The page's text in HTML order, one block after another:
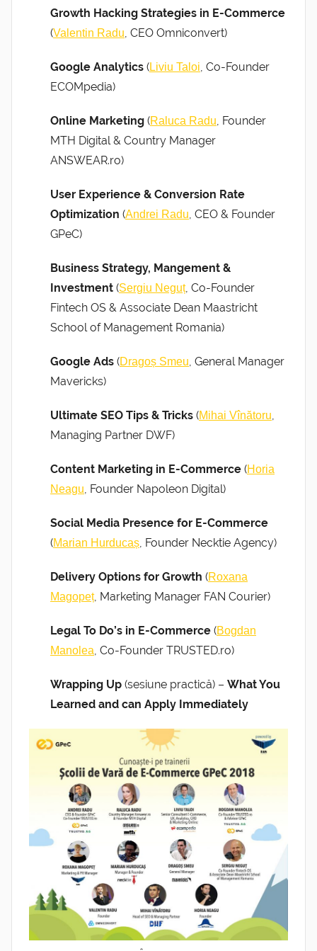
Growth Hacking Strategies in E-Commerce
(Valentin Radu, CEO Omniconvert)
Google Analytics (Liviu Taloi, Co-Founder
ECOMpedia)
Online Marketing (Raluca Radu, Founder
MTH Digital & Country Manager
ANSWEAR.ro)
User Experience & Conversion Rate
Optimization (Andrei Radu, CEO & Founder
GPeC)
Business Strategy, Mangement &
Investment (Sergiu Neguț, Co-Founder
Fintech OS & Associate Dean Maastricht
School of Management Romania)
Google Ads (Dragoș Smeu, General Manager
Mavericks)
Ultimate SEO Tips & Tricks (Mihai Vînătoru,
Managing Partner DWF)
Content Marketing in E-Commerce (Horia
Neagu, Founder Napoleon Digital)
Social Media Presence for E-Commerce
(Marian Hurducaș, Founder Necktie Agency)
Delivery Options for Growth (Roxana
Magopeț, Marketing Manager FAN Courier)
Legal To Do’s in E-Commerce (Bogdan
Manolea, Co-Founder TRUSTED.ro)
Wrapping Up (sesiune practică) – What You
Learned and can Apply Immediately